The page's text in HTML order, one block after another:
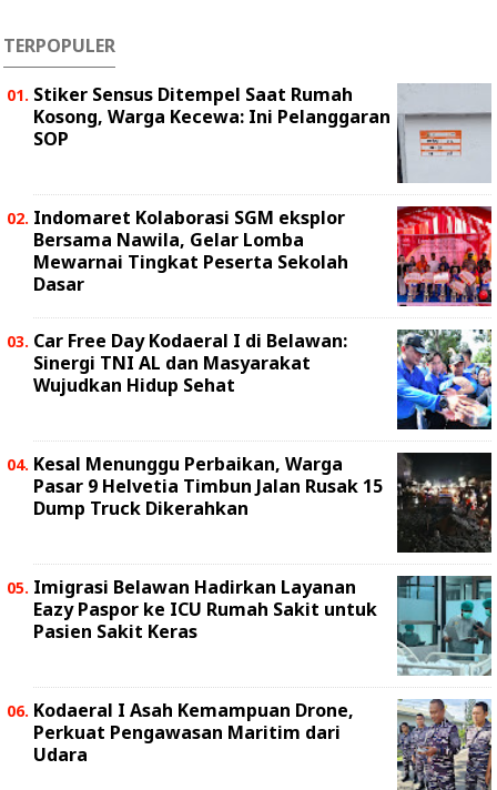
TERPOPULER
Stiker Sensus Ditempel Saat Rumah
Kosong, Warga Kecewa: Ini Pelanggaran
SOP
Indomaret Kolaborasi SGM eksplor
Bersama Nawila, Gelar Lomba
Mewarnai Tingkat Peserta Sekolah
Dasar
Car Free Day Kodaeral I di Belawan:
Sinergi TNI AL dan Masyarakat
Wujudkan Hidup Sehat
Kesal Menunggu Perbaikan, Warga
Pasar 9 Helvetia Timbun Jalan Rusak 15
Dump Truck Dikerahkan
Imigrasi Belawan Hadirkan Layanan
Eazy Paspor ke ICU Rumah Sakit untuk
Pasien Sakit Keras
Kodaeral I Asah Kemampuan Drone,
Perkuat Pengawasan Maritim dari
Udara